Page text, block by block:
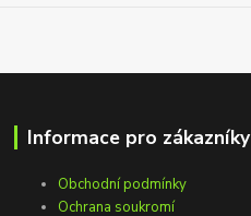
Informace pro zákazníky
Obchodní podmínky
Ochrana soukromí